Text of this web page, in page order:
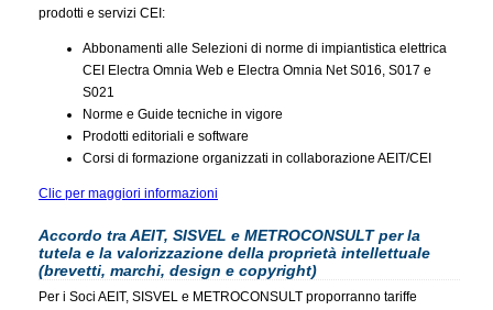
prodotti e servizi CEI:
Abbonamenti alle Selezioni di norme di impiantistica elettrica
CEI Electra Omnia Web e Electra Omnia Net S016, S017 e
S021
Norme e Guide tecniche in vigore
Prodotti editoriali e software
Corsi di formazione organizzati in collaborazione AEIT/CEI
Clic per maggiori informazioni
Accordo tra AEIT, SISVEL e METROCONSULT per la
tutela e la valorizzazione della proprietà intellettuale
(brevetti, marchi, design e copyright)
Per i Soci AEIT, SISVEL e METROCONSULT proporranno tariffe